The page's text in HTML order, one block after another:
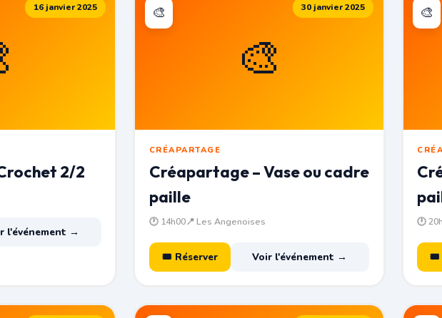
16 janvier 2025
2/2
l'événement →
🎨
🎨 30 janvier 2025
CRÉAPARTAGE
Créapartage – Vase ou cadre
paille
🕐 14h00📍 Les Angenoises
🎟 Réserver Voir l'événement →
🎨
🕐
🎟